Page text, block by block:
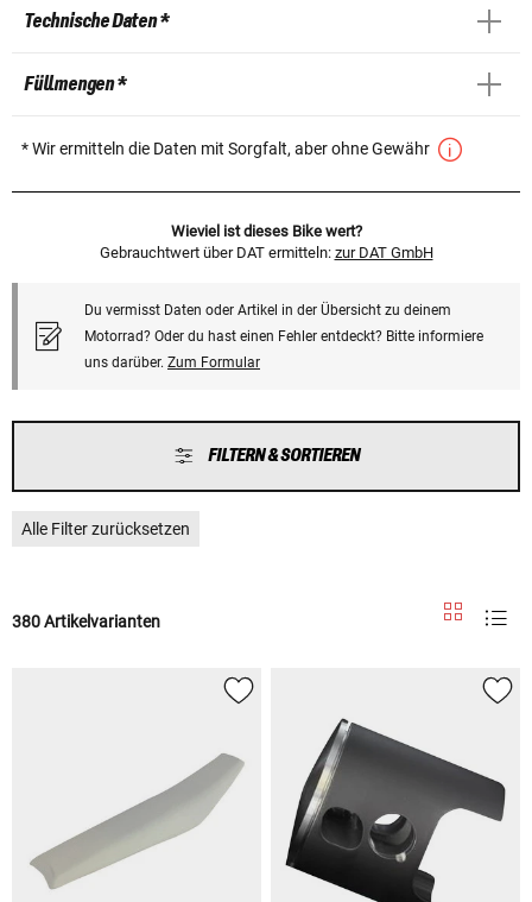
Technische Daten *
Füllmengen *
* Wir ermitteln die Daten mit Sorgfalt, aber ohne Gewähr
Wieviel ist dieses Bike wert?
Gebrauchtwert über DAT ermitteln: zur DAT GmbH
Du vermisst Daten oder Artikel in der Übersicht zu deinem
Motorrad? Oder du hast einen Fehler entdeckt? Bitte informiere
uns darüber. Zum Formular
FILTERN & SORTIEREN
Alle Filter zurücksetzen
380 Artikelvarianten